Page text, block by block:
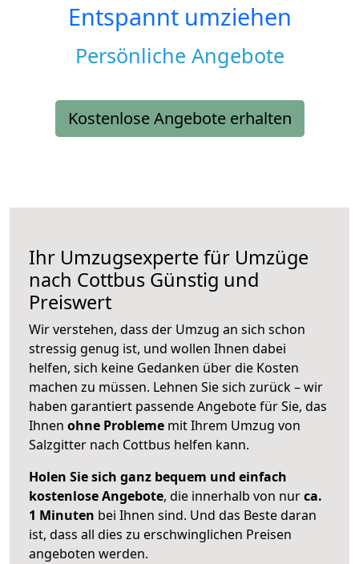
Entspannt umziehen
Persönliche Angebote
Kostenlose Angebote erhalten
Ihr Umzugsexperte für Umzüge
nach Cottbus Günstig und
Preiswert
Wir verstehen, dass der Umzug an sich schon
stressig genug ist, und wollen Ihnen dabei
helfen, sich keine Gedanken über die Kosten
machen zu müssen. Lehnen Sie sich zurück – wir
haben garantiert passende Angebote für Sie, das
Ihnen ohne Probleme mit Ihrem Umzug von
Salzgitter nach Cottbus helfen kann.
Holen Sie sich ganz bequem und einfach
kostenlose Angebote, die innerhalb von nurca.
1 Minuten bei Ihnen sind. Und das Beste daran
ist, dass all dies zu erschwinglichen Preisen
angeboten werden.